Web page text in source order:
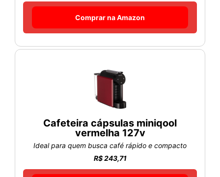
Comprar na Amazon
Cafeteira cápsulas miniqool
vermelha 127v
Ideal para quem busca café rápido e compacto
R$ 243,71